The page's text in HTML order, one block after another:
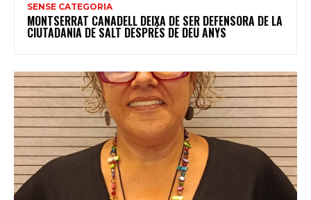
SENSE CATEGORIA
MONTSERRAT CANADELL DEIXA DE SER DEFENSORA DE LA
CIUTADANIA DE SALT DESPRÉS DE DEU ANYS